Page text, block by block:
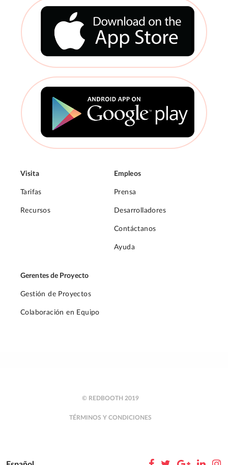
Visita
Tarifas
Recursos
Empleos
Prensa
Desarrolladores
Contáctanos
Ayuda
Gerentes de Proyecto
Gestión de Proyectos
Colaboración en Equipo
© REDBOOTH 2019
TÉRMINOS Y CONDICIONES